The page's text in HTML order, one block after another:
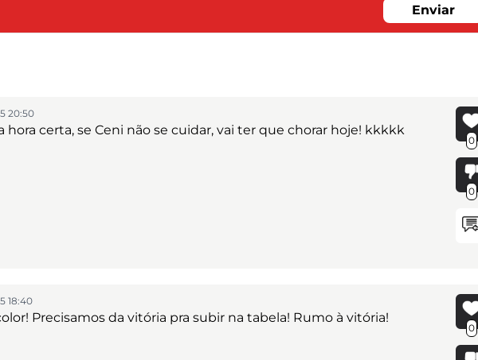
Enviar
20:50
hora certa, se Ceni não se cuidar, vai ter que chorar hoje! kkkkk
0
0
18:40
Precisamos da vitória pra subir na tabela! Rumo à vitória!
0